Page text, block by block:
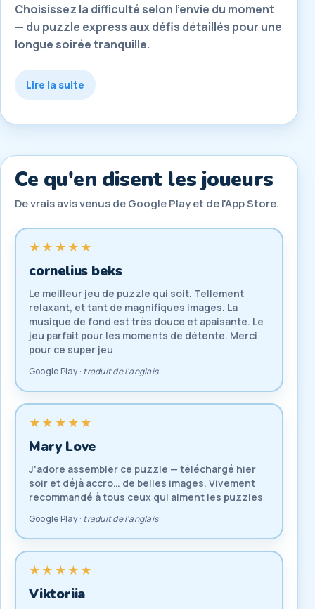
Choisissez la difficulté selon l'envie du moment
— du puzzle express aux défis détaillés pour une
longue soirée tranquille.
Lire la suite
Ce qu'en disent les joueurs
De vrais avis venus de Google Play et de l'App Store.
★★★★★
cornelius beks
Le meilleur jeu de puzzle qui soit. Tellement
relaxant, et tant de magnifiques images. La
musique de fond est très douce et apaisante. Le
jeu parfait pour les moments de détente. Merci
pour ce super jeu
Google Play · traduit de l'anglais
★★★★★
Mary Love
J'adore assembler ce puzzle — téléchargé hier
soir et déjà accro… de belles images. Vivement
recommandé à tous ceux qui aiment les puzzles
Google Play · traduit de l'anglais
★★★★★
Viktoriia